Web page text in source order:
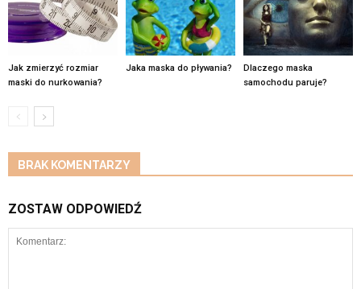
Jak zmierzyć rozmiar
maski do nurkowania?
Jaka maska do pływania?
Dlaczego maska
samochodu paruje?
BRAK KOMENTARZY
ZOSTAW ODPOWIEDŹ